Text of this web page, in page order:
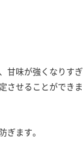
甘味が強くなりすぎ
させることができま
ぎます。